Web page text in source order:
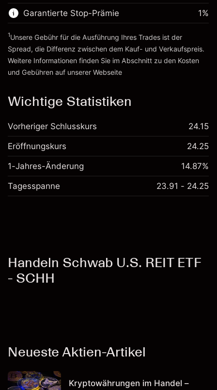
Zur Plattform
~$5,000.00
Geld aus Hebelwirkung ~ $
Zur Plattform
Garantierte Stop-Prämie 1%
1Unsere Gebühr für die Ausführung Ihres Trades ist der
Spread, die Differenz zwischen dem Kauf- und Verkaufspreis.
Weitere Informationen finden Sie im Abschnitt zu den Kosten
und Gebühren auf unserer Webseite
Wichtige Statistiken
Vorheriger Schlusskurs 24.15
Eröffnungskurs 24.25
1-Jahres-Änderung 14.87%
Tagesspanne 23.91 - 24.25
Handeln Schwab U.S. REIT ETF
- SCHH
Neueste Aktien-Artikel
Kryptowährungen im Handel –